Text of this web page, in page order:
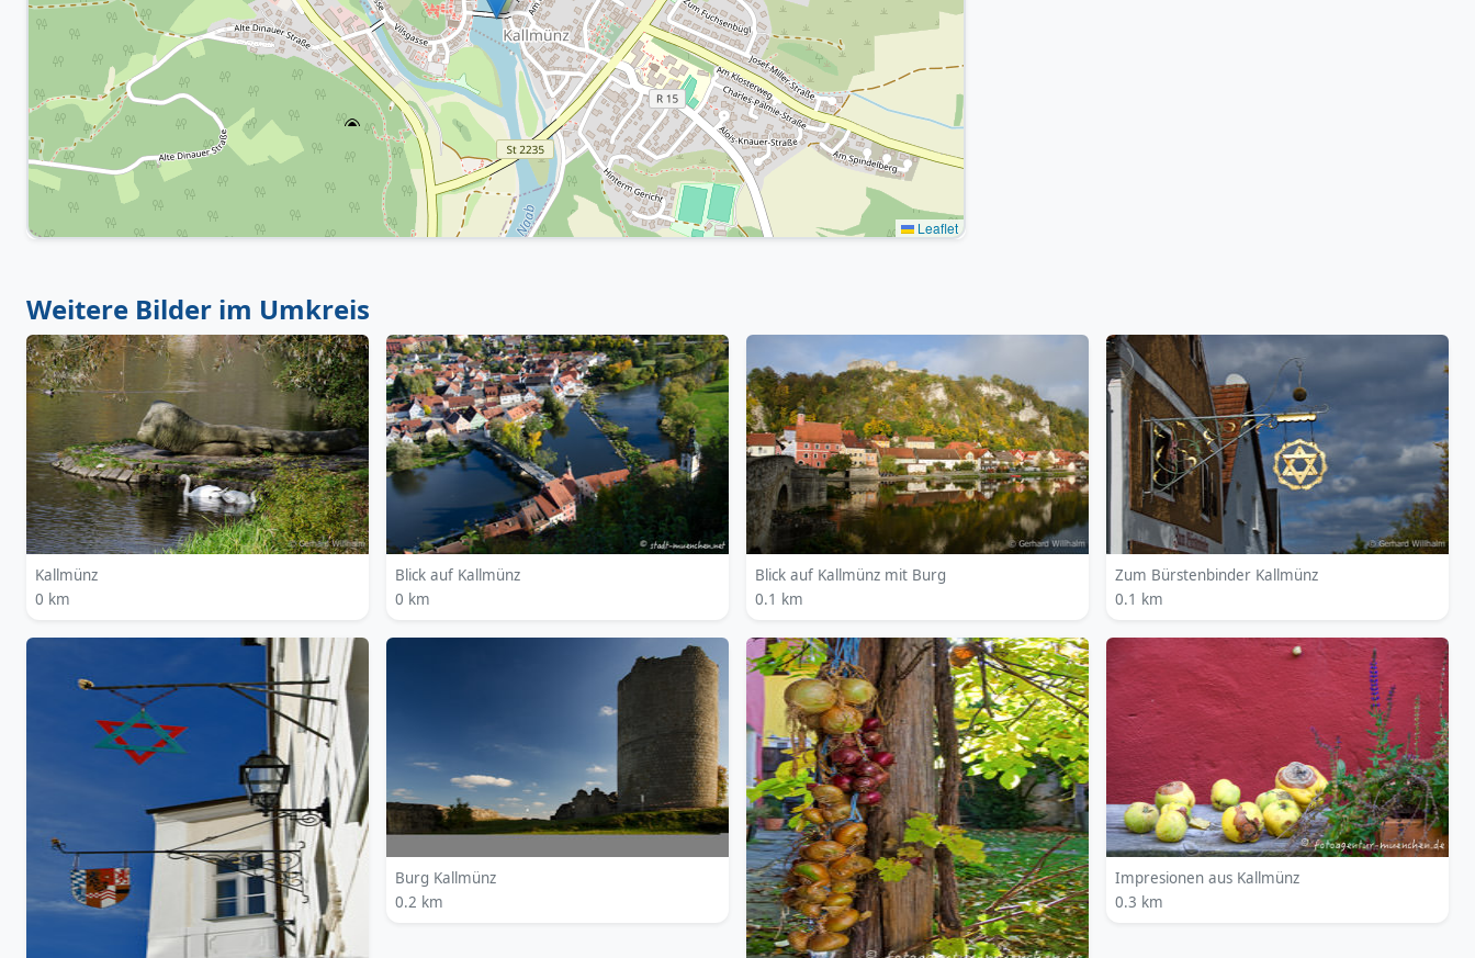
Leaflet
Weitere Bilder im Umkreis
Kallmünz
0 km
Blick auf Kallmünz
0 km
Blick auf Kallmünz mit Burg
0.1 km
Zum Bürstenbinder Kallmünz
0.1 km
Burg Kallmünz
0.2 km
Impresionen aus Kallmünz
0.3 km